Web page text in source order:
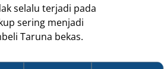
selalu terjadi pada
sering menjadi
Taruna bekas.